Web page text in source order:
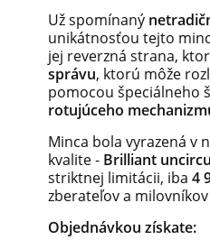
Už spomínaný
unikátnosťou tejto
jej reverzná strana,
správu, ktorú môže
pomocou špeciálneho
rotujúceho
Minca bola vyrazená v
kvalite - Brilliant
striktnej limitácii, iba 4
zberateľov a
Objednávkou získate: